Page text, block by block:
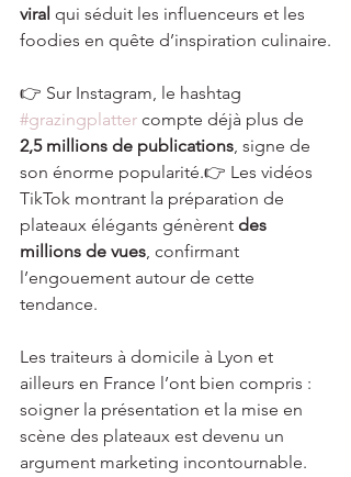
viral qui séduit les influenceurs et les
foodies en quête d’inspiration culinaire.
👉 Sur Instagram, le hashtag
#grazingplatter compte déjà plus de
2,5 millions de publications, signe de
son énorme popularité.👉 Les vidéos
TikTok montrant la préparation de
plateaux élégants génèrent des
millions de vues, confirmant
l’engouement autour de cette
tendance.
Les traiteurs à domicile à Lyon et
ailleurs en France l’ont bien compris :
soigner la présentation et la mise en
scène des plateaux est devenu un
argument marketing incontournable.